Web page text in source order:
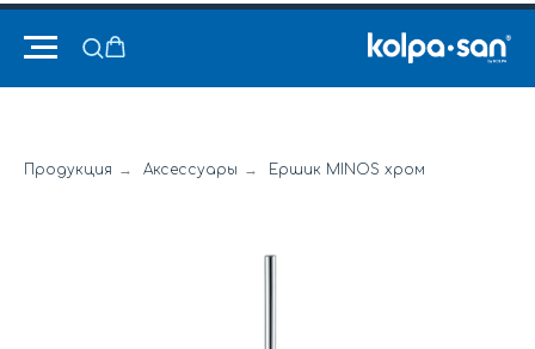
Продукция → Аксессуары → Ершик MINOS хром